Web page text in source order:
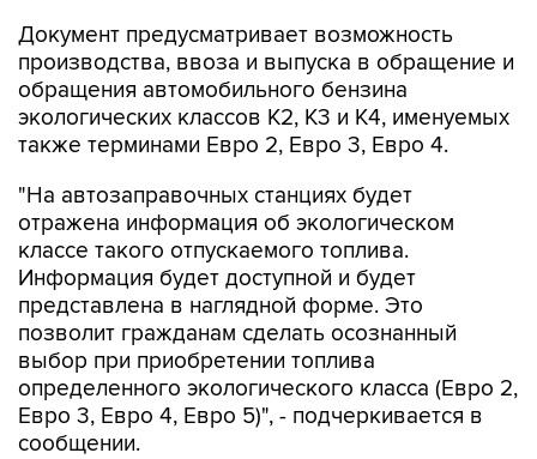
Документ предусматривает возможность
производства, ввоза и выпуска в обращение и
обращения автомобильного бензина
экологических классов К2, К3 и К4, именуемых
также терминами Евро 2, Евро 3, Евро 4.
"На автозаправочных станциях будет
отражена информация об экологическом
классе такого отпускаемого топлива.
Информация будет доступной и будет
представлена в наглядной форме. Это
позволит гражданам сделать осознанный
выбор при приобретении топлива
определенного экологического класса (Евро 2,
Евро 3, Евро 4, Евро 5)", - подчеркивается в
сообщении.